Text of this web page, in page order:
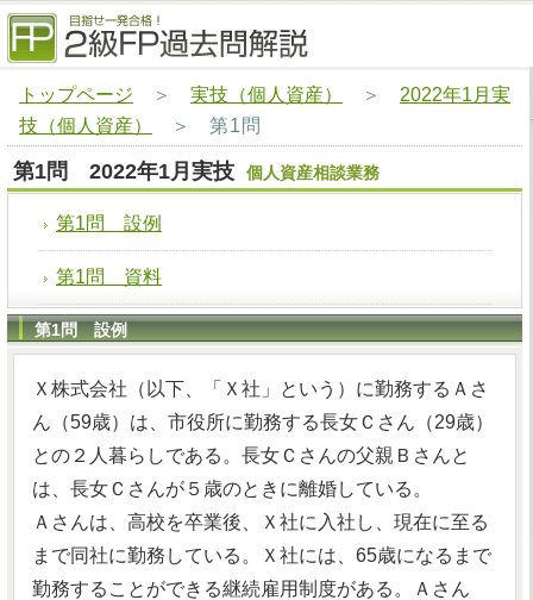
トップページ ＞ 実技（個人資産） ＞ 2022年1月実
技（個人資産）
＞ 第1問
第1問 2022年1月実技 個人資産相談業務
第1問 設例
第1問 資料
第1問 設例
Ｘ株式会社（以下、「Ｘ社」という）に勤務するＡさ
ん（59歳）は、市役所に勤務する長女Ｃさん（29歳）
との２人暮らしである。長女Ｃさんの父親Ｂさんと
は、長女Ｃさんが５歳のときに離婚している。
Ａさんは、高校を卒業後、Ｘ社に入社し、現在に至る
まで同社に勤務している。Ｘ社には、65歳になるまで
勤務することができる継続雇用制度がある。Ａさん